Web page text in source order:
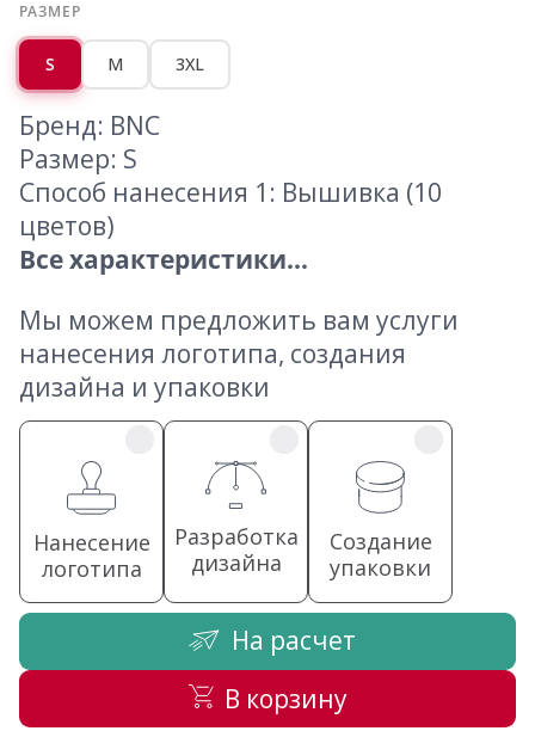
РАЗМЕР
S M 3XL
Бренд: BNC
Размер: S
Способ нанесения 1: Вышивка (10
цветов)
Все характеристики...
Мы можем предложить вам услуги
нанесения логотипа, создания
дизайна и упаковки
Нанесение
логотипа
Разработка
дизайна
Создание
упаковки
На расчет
В корзину